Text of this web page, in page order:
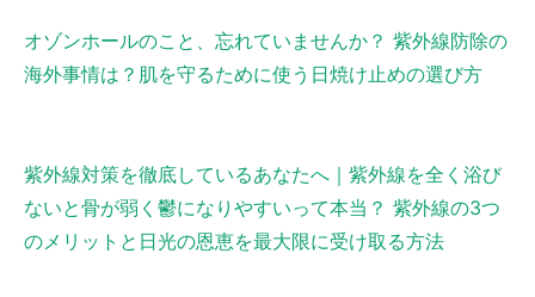
オゾンホールのこと、忘れていませんか？ 紫外線防除の
海外事情は？肌を守るために使う日焼け止めの選び方
紫外線対策を徹底しているあなたへ｜紫外線を全く浴び
ないと骨が弱く鬱になりやすいって本当？ 紫外線の3つ
のメリットと日光の恩恵を最大限に受け取る方法